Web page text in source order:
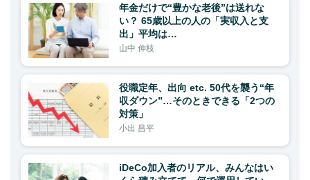
年金だけで“豊かな老後”は送れな
い？ 65歳以上の人の「実収入と支
出」平均は…
山中 伸枝
役職定年、出向 etc. 50代を襲う“年
収ダウン”…そのときできる「2つの
対策」
小出 昌平
iDeCo加入者のリアル、みんなはい